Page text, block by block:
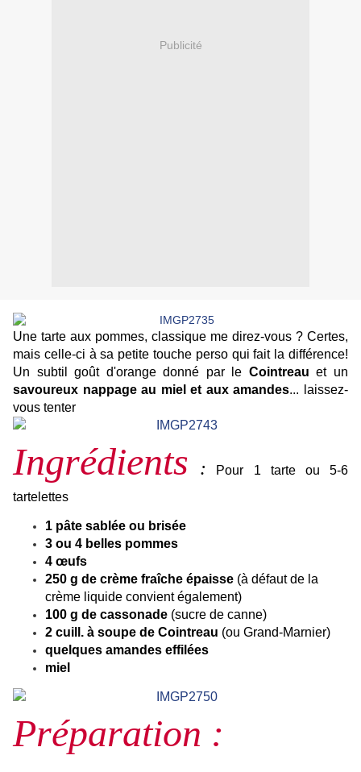
Publicité
Une tarte aux pommes, classique me direz-vous ? Certes,
mais celle-ci à sa petite touche perso qui fait la différence!
Un subtil goût d'orange donné par le Cointreau et un
savoureux nappage au miel et aux amandes... laissez-
vous tenter
Ingrédients :
Pour 1 tarte ou 5-6
tartelettes
1 pâte sablée ou brisée
3 ou 4 belles pommes
4 œufs
250 g de crème fraîche épaisse (à défaut de la
crème liquide convient également)
100 g de cassonade (sucre de canne)
2 cuill. à soupe de Cointreau (ou Grand-Marnier)
quelques amandes effilées
miel
Préparation :